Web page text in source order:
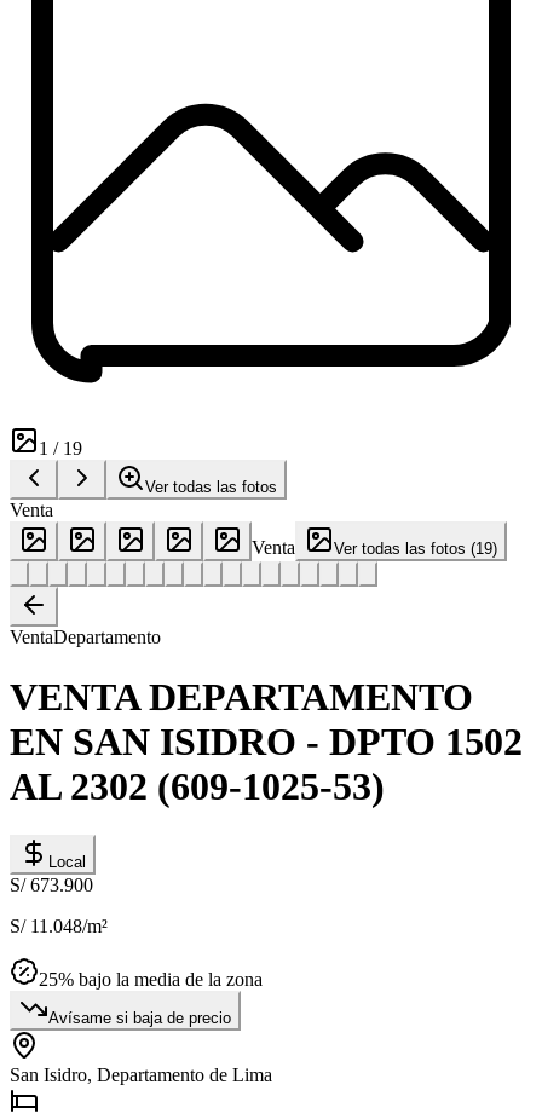
1 / 19
Ver todas las fotos
Venta
Venta
Ver todas las fotos (19)
VentaDepartamento
VENTA DEPARTAMENTO
EN SAN ISIDRO - DPTO 1502
AL 2302 (609-1025-53)
Local
S/ 673.900
S/ 11.048/m²
25% bajo la media de la zona
Avísame si baja de precio
San Isidro, Departamento de Lima